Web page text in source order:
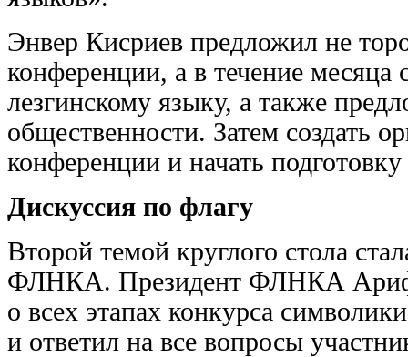
Энвер Кисриев предложил не
конференции, а в течение месяца
лезгинскому языку, а также
общественности. Затем создать
конференции и начать
Дискуссия по флагу
Второй темой круглого стола
ФЛНКА. Президент ФЛНКА Ариф
о всех этапах конкурса
и ответил на все вопросы